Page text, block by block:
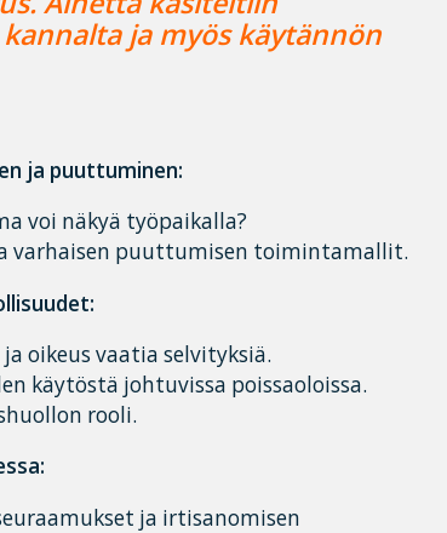
ja myös käytännön
ja puuttuminen:
voi näkyä työpaikalla?
varhaisen puuttumisen toimintamallit.
oikeus vaatia selvityksiä.
käytöstä johtuvissa poissaoloissa.
rooli.
ja irtisanomisen